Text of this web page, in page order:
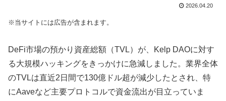
2026.04.20
※当サイトには広告が含まれます。
DeFi市場の預かり資産総額（TVL）が、Kelp DAOに対す
る大規模ハッキングをきっかけに急減しました。業界全体
のTVLは直近2日間で130億ドル超が減少したとされ、特
にAaveなど主要プロトコルで資金流出が目立っていま